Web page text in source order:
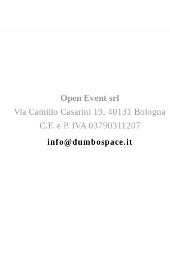
Open Event srl
Via Camillo Casarini 19, 40131 Bologna
C.F. e P. IVA 03790311207
info@dumbospace.it